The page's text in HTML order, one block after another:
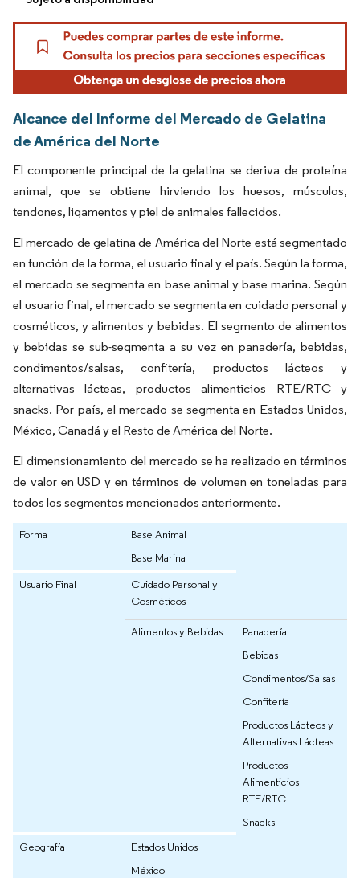
Alcance del Informe del Mercado de Gelatina
de América del Norte
El componente principal de la gelatina se deriva de proteína
animal, que se obtiene hirviendo los huesos, músculos,
tendones, ligamentos y piel de animales fallecidos.
El mercado de gelatina de América del Norte está segmentado
en función de la forma, el usuario final y el país. Según la forma,
el mercado se segmenta en base animal y base marina. Según
el usuario final, el mercado se segmenta en cuidado personal y
cosméticos, y alimentos y bebidas. El segmento de alimentos
y bebidas se sub-segmenta a su vez en panadería, bebidas,
condimentos/salsas, confitería, productos lácteos y
alternativas lácteas, productos alimenticios RTE/RTC y
snacks. Por país, el mercado se segmenta en Estados Unidos,
México, Canadá y el Resto de América del Norte.
El dimensionamiento del mercado se ha realizado en términos
de valor en USD y en términos de volumen en toneladas para
todos los segmentos mencionados anteriormente.
Forma
Base Animal
Base Marina
Usuario Final
Cuidado Personal y
Cosméticos
Alimentos y Bebidas
Panadería
Bebidas
Condimentos/Salsas
Confitería
Productos Lácteos y
Alternativas Lácteas
Productos
Alimenticios
RTE/RTC
Snacks
Geografía
Estados Unidos
México